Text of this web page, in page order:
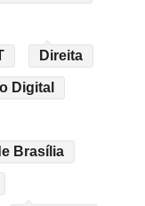
Direita
Digital
Brasília